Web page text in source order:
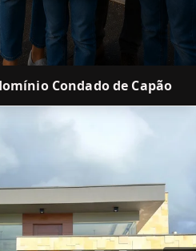
Condado de Capão